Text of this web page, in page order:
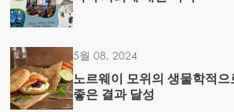
5월 08, 2024
노르웨이 모위의 생물학적으
좋은 결과 달성